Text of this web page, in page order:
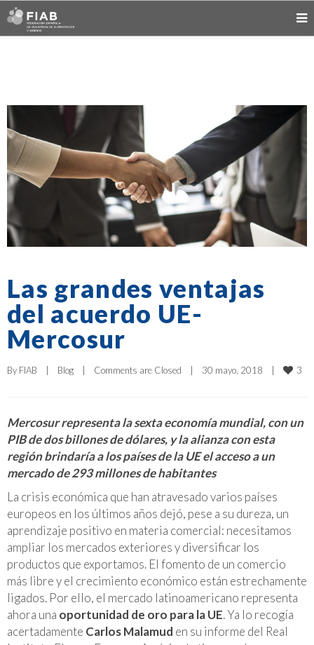
Las grandes ventajas
del acuerdo UE-
Mercosur
By FIAB | Blog | Comments are Closed | 30 mayo, 2018 | 3
Mercosur representa la sexta economía mundial, con un
PIB de dos billones de dólares, y la alianza con esta
región brindaría a los países de la UE el acceso a un
mercado de 293 millones de habitantes
La crisis económica que han atravesado varios países
europeos en los últimos años dejó, pese a su dureza, un
aprendizaje positivo en materia comercial: necesitamos
ampliar los mercados exteriores y diversificar los
productos que exportamos. El fomento de un comercio
más libre y el crecimiento económico están estrechamente
ligados. Por ello, el mercado latinoamericano representa
ahora una oportunidad de oro para la UE. Ya lo recogía
acertadamente Carlos Malamud en su informe del Real